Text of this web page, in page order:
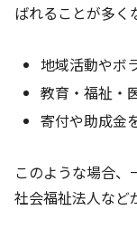
ばれることが多く
地域活動やボ
教育・福祉・
寄付や助成金
このような場合、
社会福祉法人など